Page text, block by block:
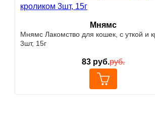
Мнямс
Мнямс Лакомство для кошек, с уткой и
3шт, 15г
83 руб.руб.